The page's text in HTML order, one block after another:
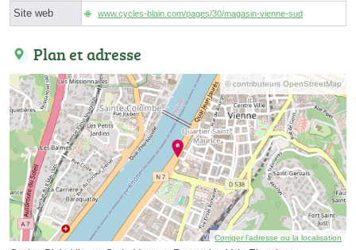
Site web www.cycles-blain.com/pages/30/magasin-vienne-sud
Plan et adresse
© contributeurs OpenStreetMap
Corriger l’adresse ou la localisation